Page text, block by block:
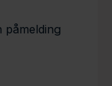
påmelding